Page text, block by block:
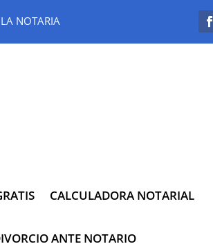
LA NOTARIA
CALCULADORA NOTARIAL
ANTE NOTARIO